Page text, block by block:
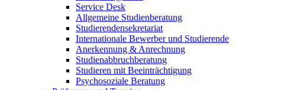
Service Desk
Allgemeine Studienberatung
Studierendensekretariat
Internationale Bewerber und Studierende
Anerkennung & Anrechnung
Studienabbruchberatung
Studieren mit Beeinträchtigung
Psychosoziale Beratung